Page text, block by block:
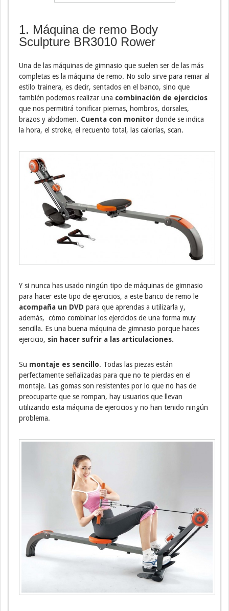
1. Máquina de remo Body
Sculpture BR3010 Rower
Una de las máquinas de gimnasio que suelen ser de las más
completas es la máquina de remo. No solo sirve para remar al
estilo trainera, es decir, sentados en el banco, sino que
también podemos realizar una combinación de ejercicios
que nos permitirá tonificar piernas, hombros, dorsales,
brazos y abdomen. Cuenta con monitor donde se indica
la hora, el stroke, el recuento total, las calorías, scan.
Y si nunca has usado ningún tipo de máquinas de gimnasio
para hacer este tipo de ejercicios, a este banco de remo le
acompaña un DVD para que aprendas a utilizarla y,
además, cómo combinar los ejercicios de una forma muy
sencilla. Es una buena máquina de gimnasio porque haces
ejercicio, sin hacer sufrir a las articulaciones.
Su montaje es sencillo. Todas las piezas están
perfectamente señalizadas para que no te pierdas en el
montaje. Las gomas son resistentes por lo que no has de
preocuparte que se rompan, hay usuarios que llevan
utilizando esta máquina de ejercicios y no han tenido ningún
problema.